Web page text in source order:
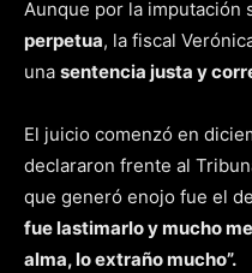
Aunque por la imputación
perpetua, la fiscal
una sentencia justa y
El juicio comenzó en
declararon frente al
que generó enojo fue el
fue lastimarlo y mucho
alma, lo extraño mucho”.